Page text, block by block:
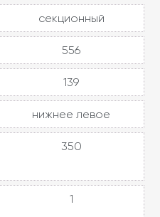
секционный
556
139
нижнее левое
350
1